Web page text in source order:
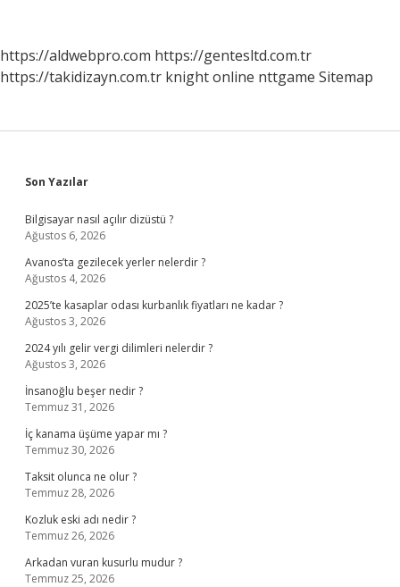
https://aldwebpro.com https://gentesltd.com.tr
https://takidizayn.com.tr knight online nttgame Sitemap
Sidebar
Son Yazılar
Bilgisayar nasıl açılır dizüstü ?
Ağustos 6, 2026
Avanos’ta gezilecek yerler nelerdir ?
Ağustos 4, 2026
2025’te kasaplar odası kurbanlık fiyatları ne kadar ?
Ağustos 3, 2026
2024 yılı gelir vergi dilimleri nelerdir ?
Ağustos 3, 2026
İnsanoğlu beşer nedir ?
Temmuz 31, 2026
İç kanama üşüme yapar mı ?
Temmuz 30, 2026
Taksit olunca ne olur ?
Temmuz 28, 2026
Kozluk eski adı nedir ?
Temmuz 26, 2026
Arkadan vuran kusurlu mudur ?
Temmuz 25, 2026